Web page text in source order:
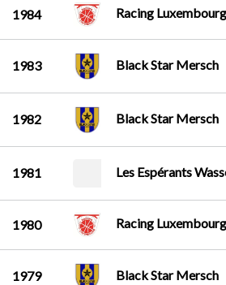
1984 Racing Luxembourg
1983 Black Star Mersch
1982 Black Star Mersch
1981 Les Espérants
1980 Racing Luxembourg
1979 Black Star Mersch